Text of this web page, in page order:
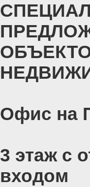
Офис на
3 этаж с
входом